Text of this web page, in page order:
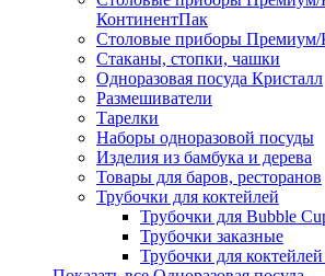
КонтинентПак
Столовые приборы Премиум/
Стаканы, стопки, чашки
Одноразовая посуда Кристалл
Размешиватели
Тарелки
Наборы одноразовой посуды
Изделия из бамбука и дерева
Товары для баров, ресторанов
Трубочки для коктейлей
Трубочки для Bubble
Трубочки заказные
Трубочки для